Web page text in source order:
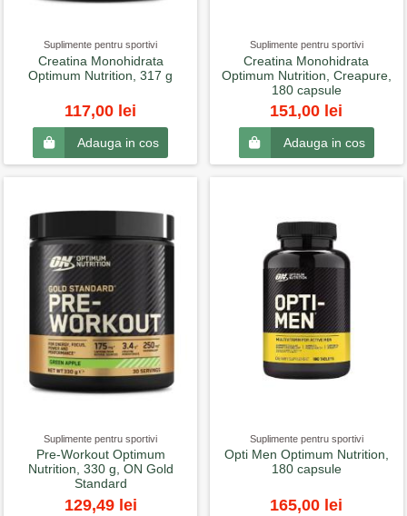
Suplimente pentru sportivi
Creatina Monohidrata
Optimum Nutrition, 317 g
117,00 lei
Adauga in cos
Suplimente pentru sportivi
Creatina Monohidrata
Optimum Nutrition, Creapure,
180 capsule
151,00 lei
Adauga in cos
Suplimente pentru sportivi
Pre-Workout Optimum
Nutrition, 330 g, ON Gold
Standard
129,49 lei
Suplimente pentru sportivi
Opti Men Optimum Nutrition,
180 capsule
165,00 lei